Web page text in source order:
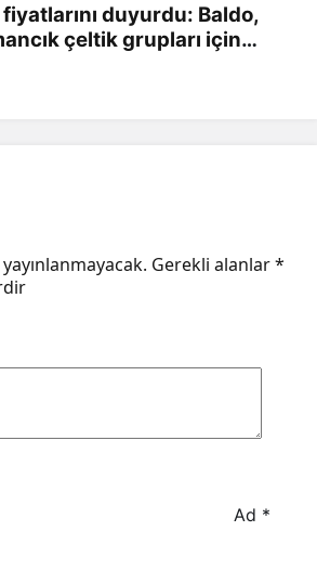
duyurdu: Baldo,
çeltik grupları için
Gerekli alanlar*
Ad *